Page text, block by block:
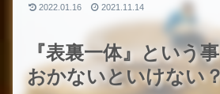
『表裏一体』という
おかないといけない
2022.01.16 2021.11.14